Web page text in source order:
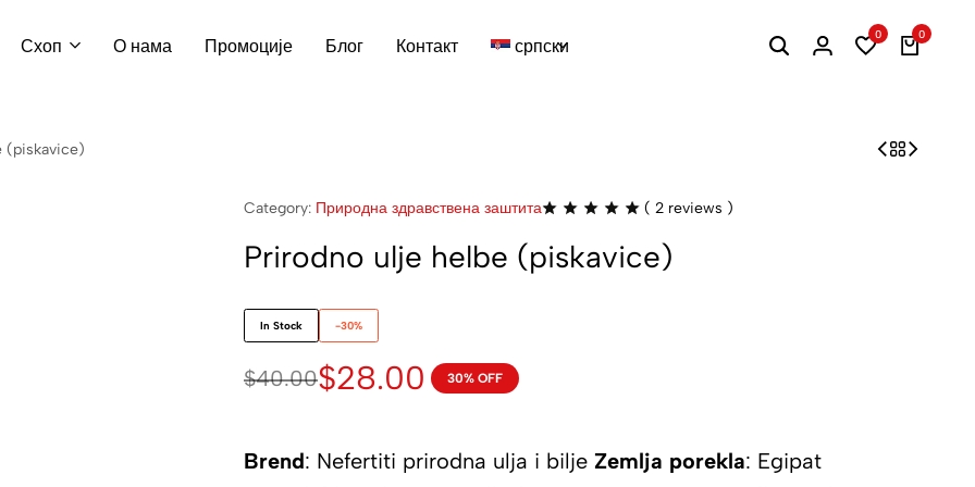
Схоп О нама Промоције Блог Контакт српски
0 0
(piskavice)
Category: Природна здравствена заштита ( 2 reviews )
Prirodno ulje helbe (piskavice)
In Stock -30%
$40.00$28.00 30% OFF
Brend: Nefertiti prirodna ulja i bilje Zemlja porekla: Egipat